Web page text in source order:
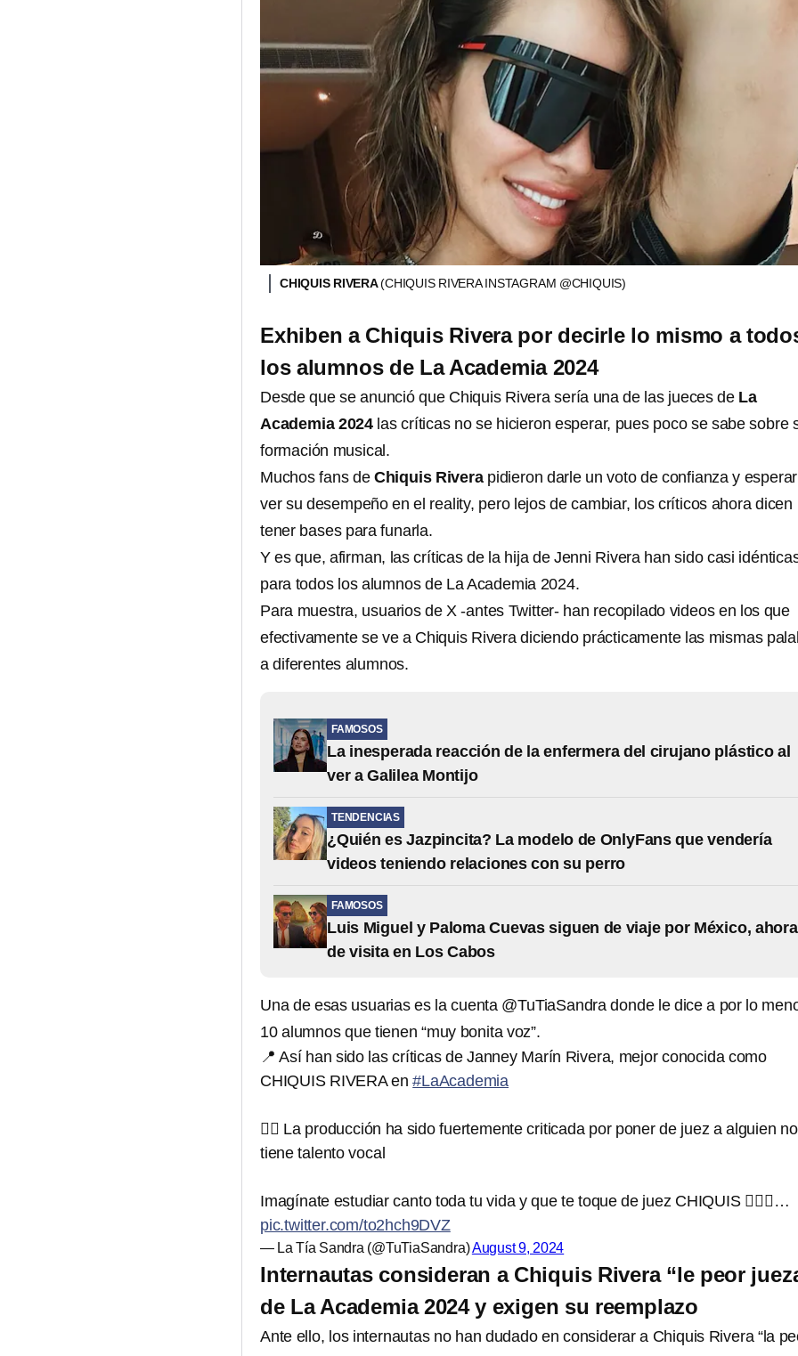
CHIQUIS RIVERA(CHIQUIS RIVERA INSTAGRAM @CHIQUIS)
Exhiben a Chiquis Rivera por decirle lo mismo a
los alumnos de La Academia 2024
Desde que se anunció que Chiquis Rivera sería una de las jueces de La
Academia 2024 las críticas no se hicieron esperar, pues poco se sabe sobre
formación musical.
Muchos fans de Chiquis Rivera pidieron darle un voto de confianza y
ver su desempeño en el reality, pero lejos de cambiar, los críticos ahora dicen
tener bases para funarla.
Y es que, afirman, las críticas de la hija de Jenni Rivera han sido casi
para todos los alumnos de La Academia 2024.
Para muestra, usuarios de X -antes Twitter- han recopilado videos en los que
efectivamente se ve a Chiquis Rivera diciendo prácticamente las mismas
a diferentes alumnos.
FAMOSOS
La inesperada reacción de la enfermera del cirujano plástico al
ver a Galilea Montijo
TENDENCIAS
¿Quién es Jazpincita? La modelo de OnlyFans que vendería
videos teniendo relaciones con su perro
FAMOSOS
Luis Miguel y Paloma Cuevas siguen de viaje por México, ahora
de visita en Los Cabos
Una de esas usuarias es la cuenta @TuTiaSandra donde le dice a por lo
10 alumnos que tienen “muy bonita voz”.
📍 Así han sido las críticas de Janney Marín Rivera, mejor conocida como
CHIQUIS RIVERA en#LaAcademia
👎🏼 La producción ha sido fuertemente criticada por poner de juez a alguien no
tiene talento vocal
Imagínate estudiar canto toda tu vida y que te toque de juez CHIQUIS 🤦🏻‍♀️…
pic.twitter.com/to2hch9DVZ
— La Tía Sandra (@TuTiaSandra)August 9, 2024
Internautas consideran a Chiquis Rivera “le peor
de La Academia 2024 y exigen su reemplazo
Ante ello, los internautas no han dudado en considerar a Chiquis Rivera “la